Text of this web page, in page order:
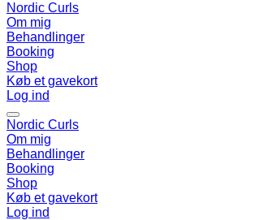
Nordic Curls
Om mig
Behandlinger
Booking
Shop
Køb et gavekort
Log ind
Nordic Curls
Om mig
Behandlinger
Booking
Shop
Køb et gavekort
Log ind